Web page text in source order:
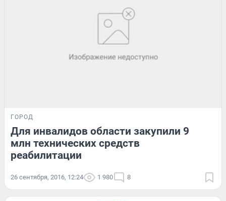
ГОРОД
Для инвалидов области закупили 9
млн технических средств
реабилитации
26 сентября, 2016, 12:24 1 980 8